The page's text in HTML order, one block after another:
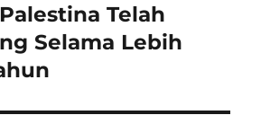
Telah
Selama Lebih